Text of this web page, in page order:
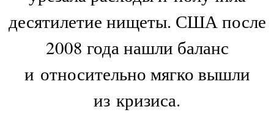
десятилетие нищеты. США после
2008 года нашли баланс
и относительно мягко вышли
из кризиса.